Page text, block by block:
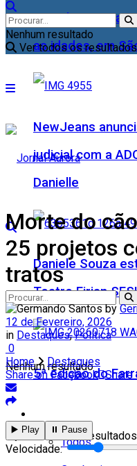
Baixinhos, Xuxa
as idades, em
NewJeans
judicial com a
Danielle
Daniele Souza
Teatro Firjan
5ª edição do
Todos
Nenhum resultado
Ver todos os resultados
Nenhum resultado
Ver todos os resultados
Morte do
25 projetos
tratos
by
12 de Fevereiro, 2026
in Destaques,Política
0
Home
Destaques
Share on Facebook Share
▶️ Play ⏸️ Pause
Velocidade: